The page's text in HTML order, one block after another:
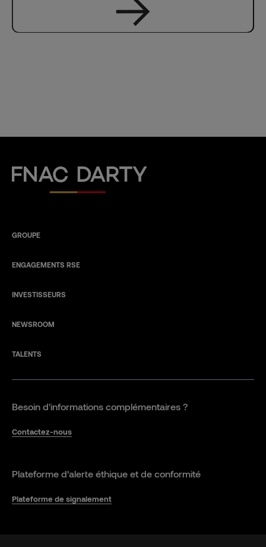
Fnac Darty
GROUPE
ENGAGEMENTS RSE
INVESTISSEURS
NEWSROOM
TALENTS
Besoin d'informations complémentaires ?
Contactez-nous
Plateforme d’alerte éthique et de conformité
Plateforme de signalement